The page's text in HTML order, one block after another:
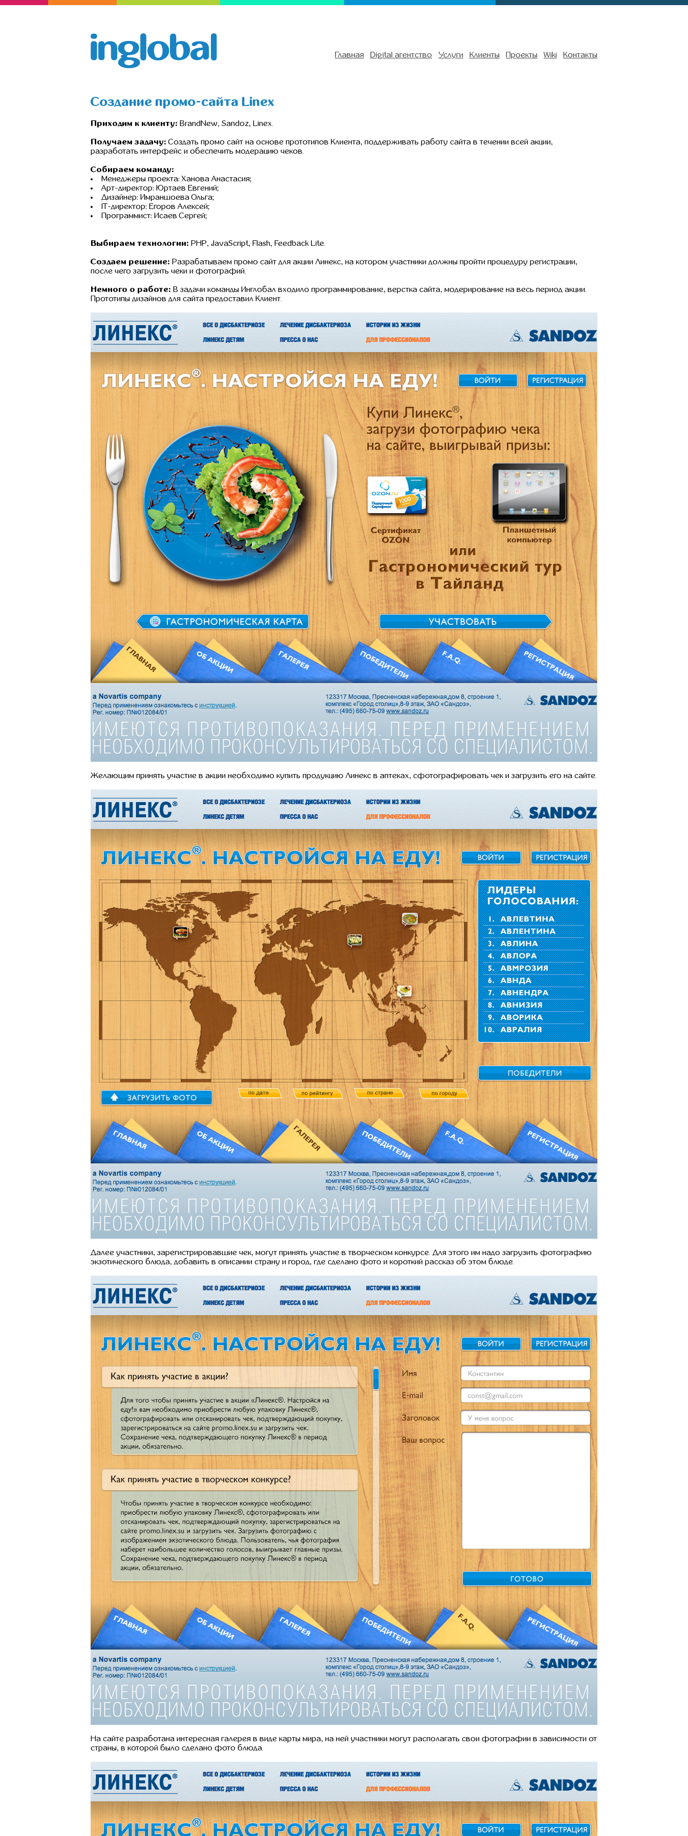
Главная Digital агентство Услуги Клиенты Проекты Wiki Контакты
Создание промо-сайта Linex
Приходим к клиенту: BrandNew, Sandoz, Linex.
Получаем задачу: Создать промо сайт на основе прототипов Клиента, поддерживать работу сайта в течении всей акции,
разработать интерфейс и обеспечить модерацию чеков.
Собираем команду:
Менеджеры проекта: Ханова Анастасия;
Арт-директор: Юртаев Евгений;
Дизайнер: Имраншоева Ольга;
IT-директор: Егоров Алексей;
Программист: Исаев Сергей;
Выбираем технологии: PHP, JavaScript, Flash, Feedback Lite.
Создаем решение: Разрабатываем промо сайт для акции Линекс, на котором участники должны пройти процедуру регистрации,
после чего загрузить чеки и фотографий.
Немного о работе: В задачи команды Инглобал входило программирование, верстка сайта, модерирование на весь период акции.
Прототипы дизайнов для сайта предоставил Клиент.
Желающим принять участие в акции необходимо купить продукцию Линекс в аптеках, сфотографировать чек и загрузить его на сайте.
Далее участники, зарегистрировавшие чек, могут принять участие в творческом конкурсе. Для этого им надо загрузить фотографию
экзотического блюда, добавить в описании страну и город, где сделано фото и короткий рассказ об этом блюде.
На сайте разработана интересная галерея в виде карты мира, на ней участники могут располагать свои фотографии в зависимости от
страны, в которой было сделано фото блюда.